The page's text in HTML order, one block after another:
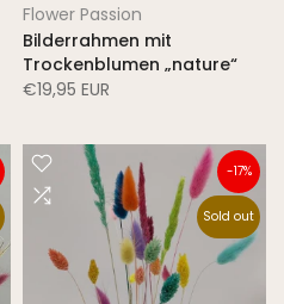
Flower Passion
Bilderrahmen mit
Trockenblumen „nature“
€19,95 EUR
-17%
Sold out